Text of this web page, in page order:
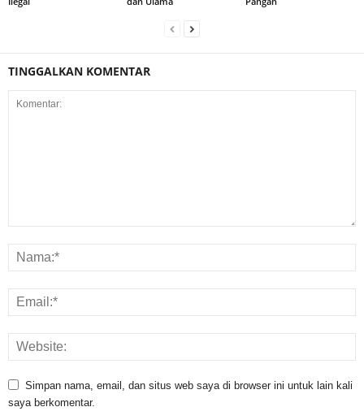
TINGGALKAN KOMENTAR
Simpan nama, email, dan situs web saya di browser ini untuk lain kali
saya berkomentar.